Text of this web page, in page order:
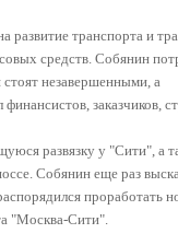
развитие транспорта и
средств. Собянин
стоят незавершенными, а
заказчиков,
развязку у "Сити", а
Собянин еще раз
проработать
"Москва-Сити".